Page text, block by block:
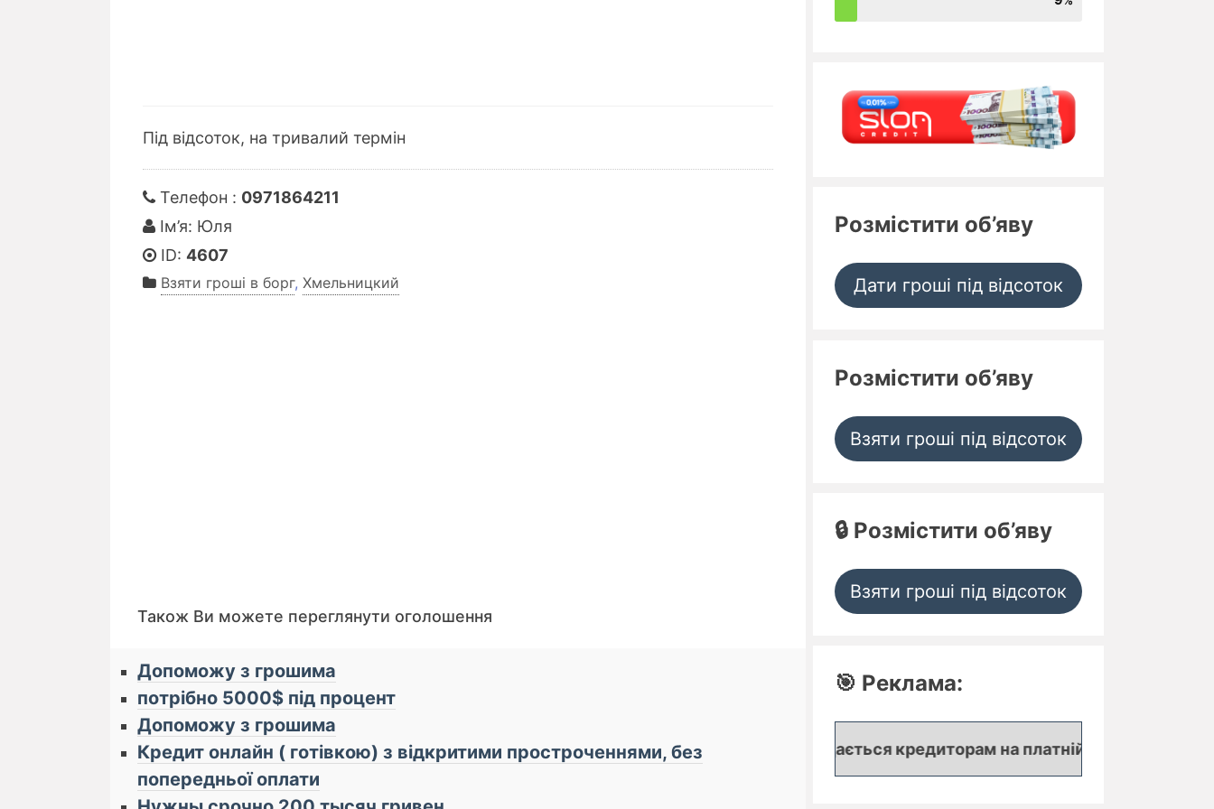
Під відсоток, на тривалий термін
Телефон : 0971864211
Ім’я: Юля
ID: 4607
Взяти гроші в борг, Хмельницкий
Також Ви можете переглянути оголошення
Допоможу з грошима
потрібно 5000$ під процент
Допоможу з грошима
Кредит онлайн ( готівкою) з відкритими простроченнями, без
попередньої оплати
Розмістити об’яву
Дати гроші під відсоток
Розмістити об’яву
Взяти гроші під відсоток
🔒 Розмістити об’яву
Взяти гроші під відсоток
🎯 Реклама:
заявки від позичальників на отримання кредитних коштів. 💲 Доступ до інформації надається кредиторам на платній основі. *** 📌